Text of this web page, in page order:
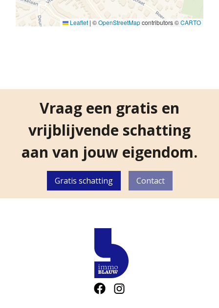
Leaflet | ©OpenStreetMapcontributors ©CARTO
Vraag een gratis en
vrijblijvende schatting
aan van jouw eigendom.
Gratis schatting Contact